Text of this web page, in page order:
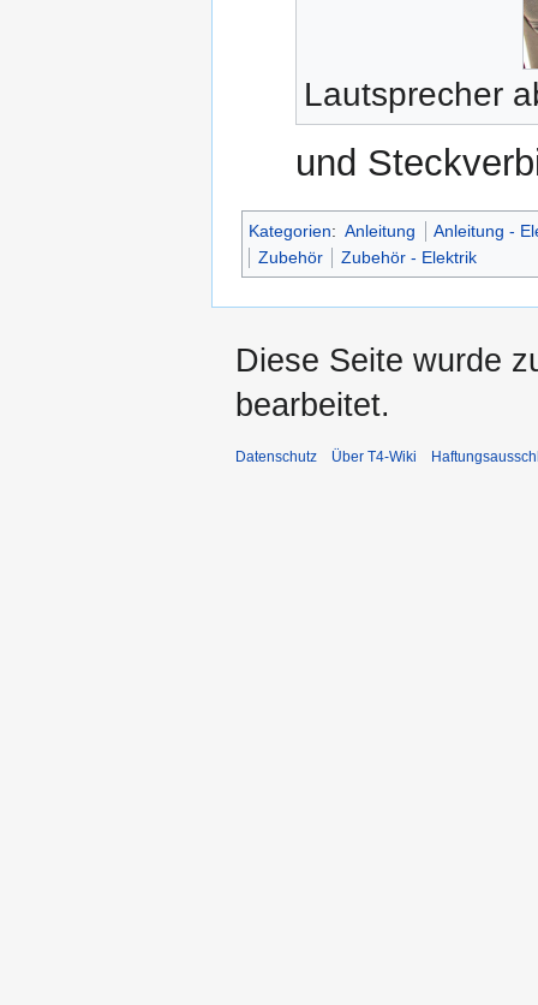
Lautsprecher
und
Kategorien: Anleitung
Anleitung -
Zubehör
Zubehör - Elektrik
Diese Seite wurde
bearbeitet.
Datenschutz Über T4-Wiki